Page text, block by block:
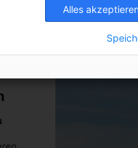
Alles akzeptieren